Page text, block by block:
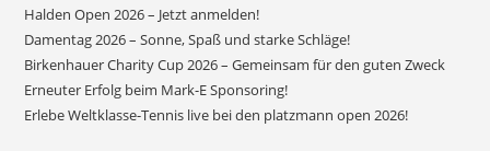
Halden Open 2026 – Jetzt anmelden!
Damentag 2026 – Sonne, Spaß und starke Schläge!
Birkenhauer Charity Cup 2026 – Gemeinsam für den guten Zweck
Erneuter Erfolg beim Mark-E Sponsoring!
Erlebe Weltklasse-Tennis live bei den platzmann open 2026!